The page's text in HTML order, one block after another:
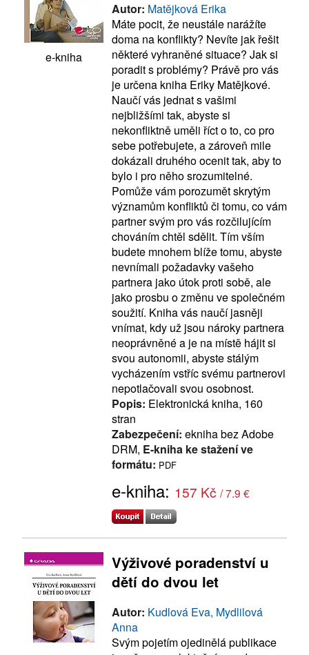
e-kniha
Autor: Matějková Erika
Máte pocit, že neustále narážíte
doma na konflikty? Nevíte jak řešit
některé vyhraněné situace? Jak si
poradit s problémy? Právě pro vás
je určena kniha Eriky Matějkové.
Naučí vás jednat s vašimi
nejbližšími tak, abyste si
nekonfliktně uměli říct o to, co pro
sebe potřebujete, a zároveň mile
dokázali druhého ocenit tak, aby to
bylo i pro něho srozumitelné.
Pomůže vám porozumět skrytým
významům konfliktů či tomu, co vám
partner svým pro vás rozčilujícím
chováním chtěl sdělit. Tím vším
budete mnohem blíže tomu, abyste
nevnímali požadavky vašeho
partnera jako útok proti sobě, ale
jako prosbu o změnu ve společném
soužití. Kniha vás naučí jasněji
vnímat, kdy už jsou nároky partnera
neoprávněné a je na místě hájit si
svou autonomii, abyste stálým
vycházením vstříc svému partnerovi
nepotlačovali svou osobnost.
Popis: Elektronická kniha, 160
stran
Zabezpečení: ekniha bez Adobe
DRM, E-kniha ke stažení ve
formátu: PDF
e-kniha: 157 Kč / 7.9 €
Výživové poradenství u
dětí do dvou let
Autor: Kudlová Eva, Mydlilová
Anna
Svým pojetím ojedinělá publikace